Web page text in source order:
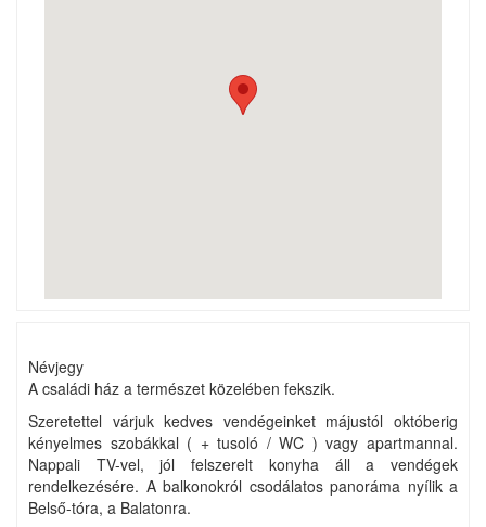
Névjegy
A családi ház a természet közelében fekszik.
Szeretettel várjuk kedves vendégeinket májustól októberig
kényelmes szobákkal ( + tusoló / WC ) vagy apartmannal.
Nappali TV-vel, jól felszerelt konyha áll a vendégek
rendelkezésére. A balkonokról csodálatos panoráma nyílik a
Belső-tóra, a Balatonra.